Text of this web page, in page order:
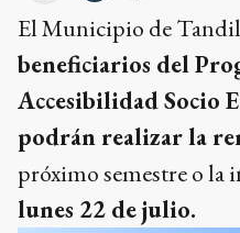
El Municipio de
beneficiarios del
Accesibilidad Socio
podrán realizar la
próximo semestre o la
lunes 22 de julio.